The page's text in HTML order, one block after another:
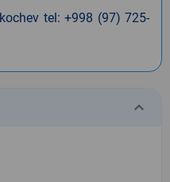
tel: +998 (97) 725-
keyboard_arrow_down